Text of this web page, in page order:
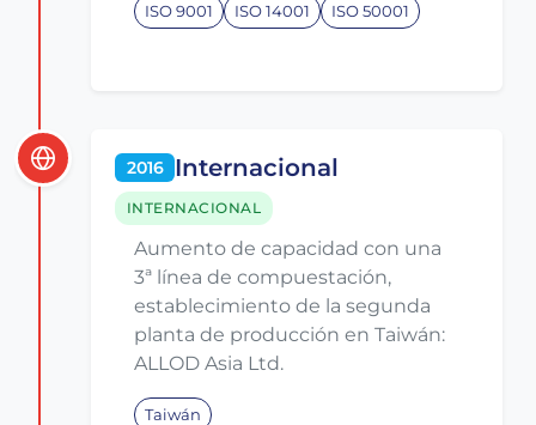
ISO 9001 ISO 14001 ISO 50001
2016 Internacional
INTERNACIONAL
Aumento de capacidad con una
3ª línea de compuestación,
establecimiento de la segunda
planta de producción en Taiwán:
ALLOD Asia Ltd.
Taiwán